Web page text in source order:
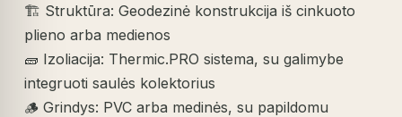
🏗️ Struktūra: Geodezinė konstrukcija iš cinkuoto
plieno arba medienos
🧱 Izoliacija: Thermic.PRO sistema, su galimybe
integruoti saulės kolektorius
🪵 Grindys: PVC arba medinės, su papildomu